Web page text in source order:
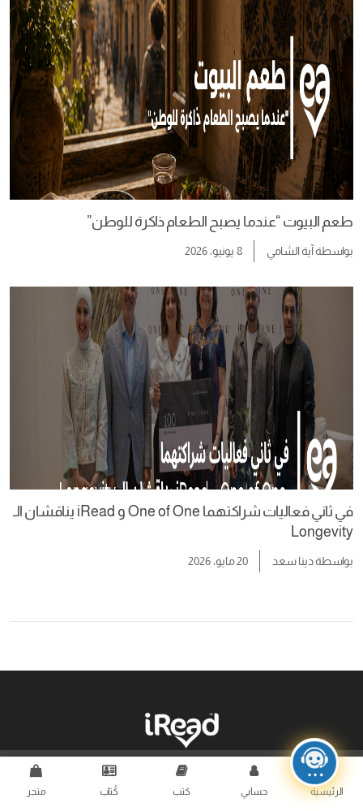
طعم البيوت “عندما يصبح الطعام ذاكرة للوطن”
بواسطةآية الشامي 8 يونيو، 2026
في ثاني فعاليات شراكتهما One of One و iRead يناقشان الـ
Longevity
بواسطةدينا سعد 20 مايو، 2026
من نحن سياسة الخصوصية تواصل معنا روايات
الرئيسية حسابي كتب كُتاب متجر